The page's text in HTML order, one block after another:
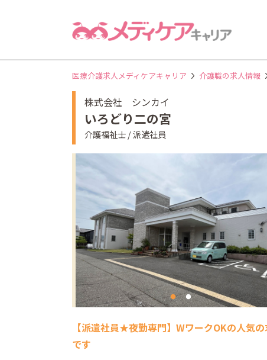
医療介護求人メディケアキャリア 介護職の求人情報
株式会社 シンカイ
いろどり二の宮
介護福祉士 / 派遣社員
【派遣社員★夜勤専門】WワークOKの人気
です